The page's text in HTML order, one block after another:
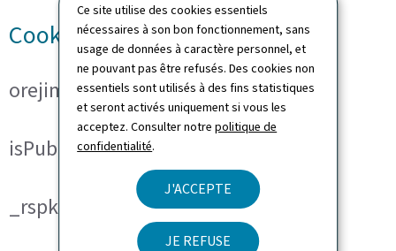
Ce site utilise des cookies essentiels
nécessaires à son bon fonctionnement, sans
usage de données à caractère personnel, et
ne pouvant pas être refusés. Des cookies non
essentiels sont utilisés à des fins statistiques
et seront activés uniquement si vous les
acceptez. Consulter notrepolitique de
confidentialité.
J'ACCEPTE
JE REFUSE
Cookies techniques
orejime
isPublicWebsite
_rspkrLoadCore (ReadSpeaker)